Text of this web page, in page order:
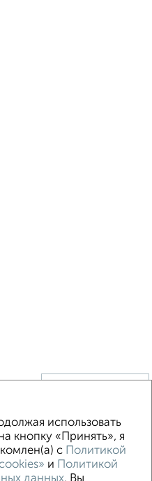
Под ключ Загородный
использовать
кнопку «Принять», я
с Политикой
и Политикой
данных. Вы